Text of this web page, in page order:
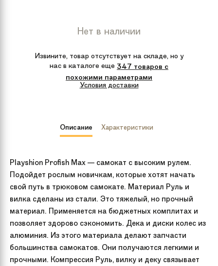
Нет в наличии
Извините, товар отсутствует на складе, но у
нас в каталоге еще 347 товаров с
похожими параметрами
Условия доставки
Описание Характеристики
Playshion Profish Max — самокат с высоким рулем.
Подойдет рослым новичкам, которые хотят начать
свой путь в трюковом самокате. Материал Руль и
вилка сделаны из стали. Это тяжелый, но прочный
материал. Применяется на бюджетных комплитах и
позволяет здорово сэкономить. Дека и диски колес из
алюминия. Из этого материала делают запчасти
большинства самокатов. Они получаются легкими и
прочными. Компрессия Руль, вилку и деку связывает